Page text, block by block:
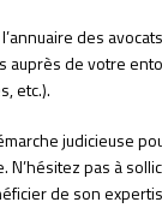
des
auprès de votre
etc.).
judicieuse
pas à
de son